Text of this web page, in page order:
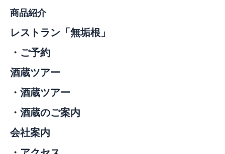
商品紹介
レストラン「無垢根」
・ご予約
酒蔵ツアー
・酒蔵ツアー
・酒蔵のご案内
会社案内